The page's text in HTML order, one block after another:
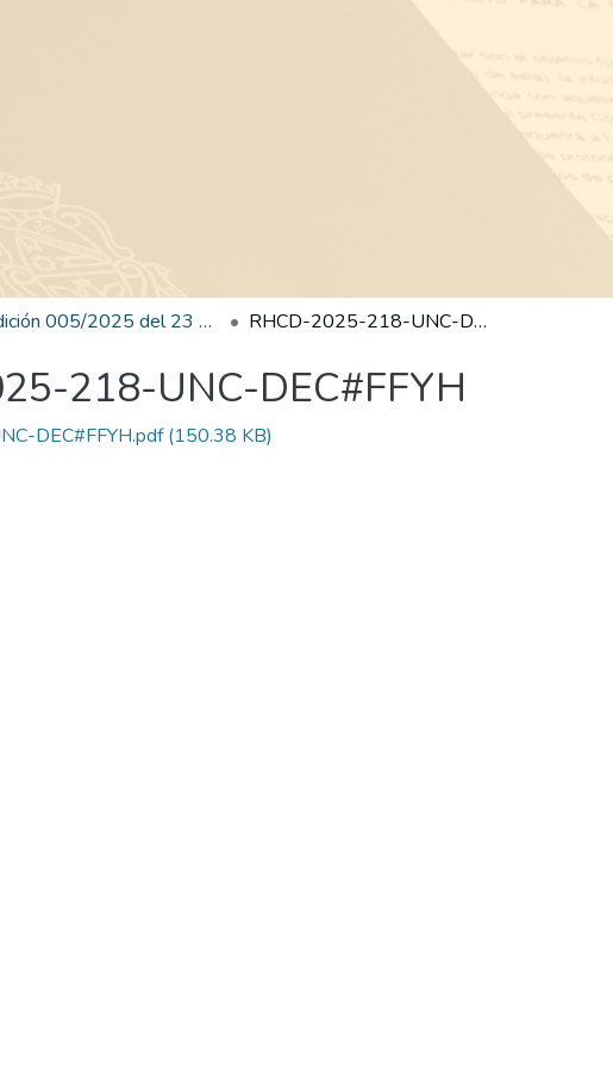
Edición 005/2025 del 23 de junio de 2025 RHCD-2025-218-UNC-DEC#FFYH
218-UNC-DEC#FFYH
DEC#FFYH.pdf(150.38 KB)